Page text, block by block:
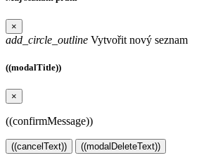
×
add_circle_outline Vytvořit nový seznam
((modalTitle))
×
((confirmMessage))
((cancelText)) ((modalDeleteText))